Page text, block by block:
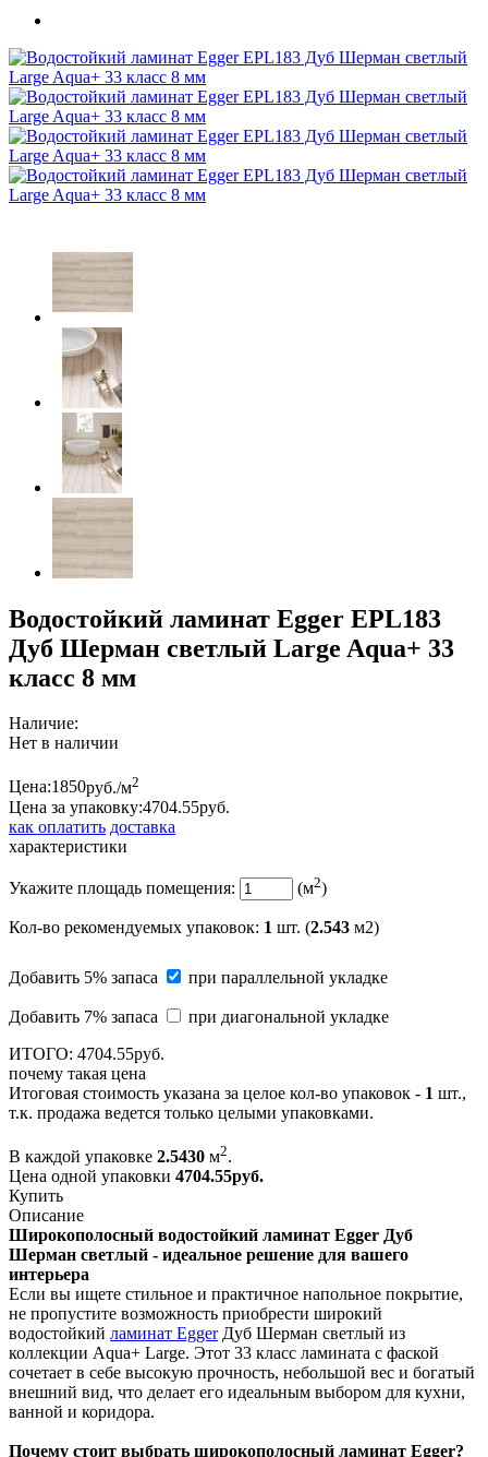
Водостойкий ламинат Egger EPL183
Дуб Шерман светлый Large Aqua+ 33
класс 8 мм
Наличие:
Нет в наличии
Цена:1850руб./м2
Цена за упаковку:4704.55руб.
как оплатить доставка
характеристики
Укажите площадь помещения: (м2)
Кол-во рекомендуемых упаковок: 1 шт. (2.543 м2)
Добавить 5% запаса при параллельной укладке
Добавить 7% запаса
при диагональной укладке
ИТОГО: 4704.55руб.
почему такая цена
Итоговая стоимость указана за целое кол-во упаковок - 1 шт.,
т.к. продажа ведется только целыми упаковками.
В каждой упаковке 2.5430 м2.
Цена одной упаковки 4704.55руб.
Купить
Описание
Широкополосный водостойкий ламинат Egger Дуб
Шерман светлый - идеальное решение для вашего
интерьера
Если вы ищете стильное и практичное напольное покрытие,
не пропустите возможность приобрести широкий
водостойкий ламинат EggerДуб Шерман светлый из
коллекции Aqua+ Large. Этот 33 класс ламината с фаской
сочетает в себе высокую прочность, небольшой вес и богатый
внешний вид, что делает его идеальным выбором для кухни,
ванной и коридора.
Почему стоит выбрать широкополосный ламинат Egger?